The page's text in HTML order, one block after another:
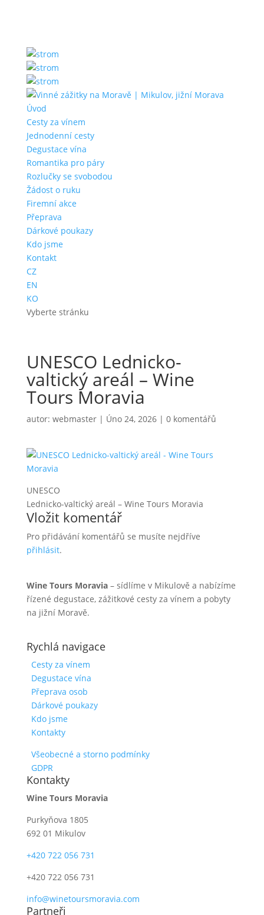
Úvod
Cesty za vínem
Jednodenní cesty
Degustace vína
Romantika pro páry
Rozlučky se svobodou
Žádost o ruku
Firemní akce
Přeprava
Dárkové poukazy
Kdo jsme
Kontakt
CZ
EN
KO
Vyberte stránku
UNESCO Lednicko-
valtický areál – Wine
Tours Moravia
autor: webmaster| Úno 24, 2026| 0 komentářů
UNESCO
Lednicko-valtický areál – Wine Tours Moravia
Vložit komentář
Pro přidávání komentářů se musíte nejdříve
přihlásit.
Wine Tours Moravia– sídlíme v Mikulově a nabízíme
řízené degustace, zážitkové cesty za vínem a pobyty
na jižní Moravě.
Rychlá navigace
Cesty za vínem
Degustace vína
Přeprava osob
Dárkové poukazy
Kdo jsme
Kontakty
Všeobecné a storno podmínky
GDPR
Kontakty
Wine Tours Moravia
Purkyňova 1805
692 01 Mikulov
+420 722 056 731
+420 722 056 731
info@winetoursmoravia.com
Partneři